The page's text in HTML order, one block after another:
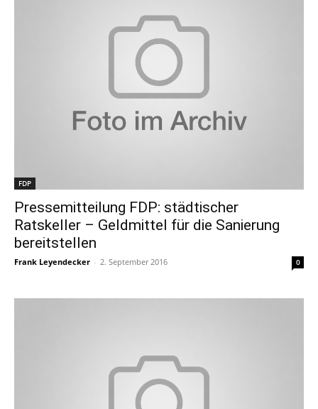
FDP
Pressemitteilung FDP: städtischer
Ratskeller – Geldmittel für die Sanierung
bereitstellen
Frank Leyendecker - 2. September 2016 0